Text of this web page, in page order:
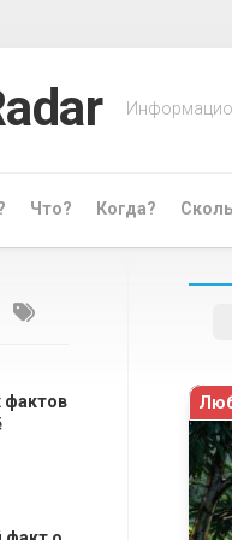
Что? Когда?
фактов